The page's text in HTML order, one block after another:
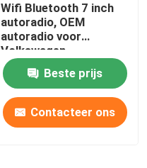
Wifi Bluetooth 7 inch
autoradio, OEM
autoradio voor
Volkswagen
Beste prijs
Contacteer ons